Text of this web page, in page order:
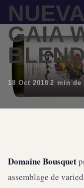
GAIA
BLEND
18 Oct 2018 2 min de
Domaine Bousquet
assemblage de